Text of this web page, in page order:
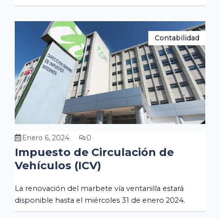
Contabilidad
Enero 6, 2024 0
Impuesto de Circulación de
Vehículos (ICV)
La renovación del marbete vía ventanilla estará
disponible hasta el miércoles 31 de enero 2024.